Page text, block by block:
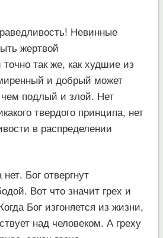
Невинные
жертвой
так же, как худшие из
и добрый может
подлый и злой. Нет
твердого принципа, нет
в распределении
Бог отвергнут
Вот что значит грех и
Бог изгоняется из жизни,
над человеком. А греху